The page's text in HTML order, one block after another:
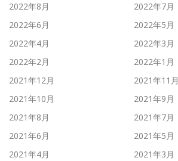
2022年8月
2022年7月
2022年6月
2022年5月
2022年4月
2022年3月
2022年2月
2022年1月
2021年12月
2021年11月
2021年10月
2021年9月
2021年8月
2021年7月
2021年6月
2021年5月
2021年4月
2021年3月